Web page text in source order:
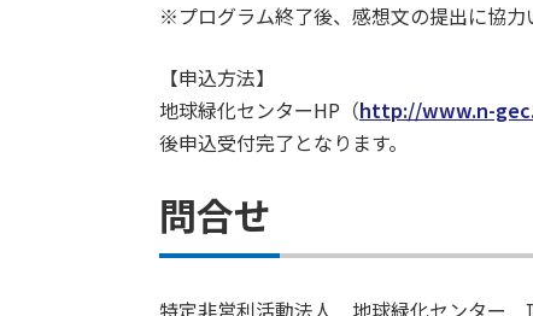
※プログラム終了後、感想文の提出に協力
【申込方法】
地球緑化センターHP（http://www.n-
後申込受付完了となります。
問合せ
特定非営利活動法人 地球緑化センター